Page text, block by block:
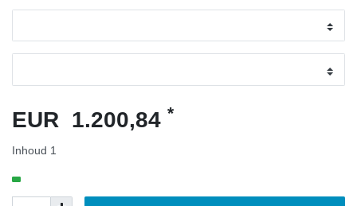
EUR 1.200,84 *
Inhoud 1